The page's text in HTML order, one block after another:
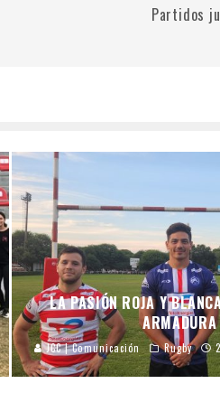
Partidos
LA PASIÓN ROJA Y
ARMADURA
JCC | Comunicación Rugby